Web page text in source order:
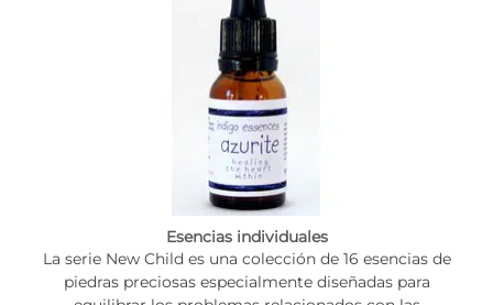
Esencias individuales
La serie New Child es una colección de 16 esencias de
piedras preciosas especialmente diseñadas para